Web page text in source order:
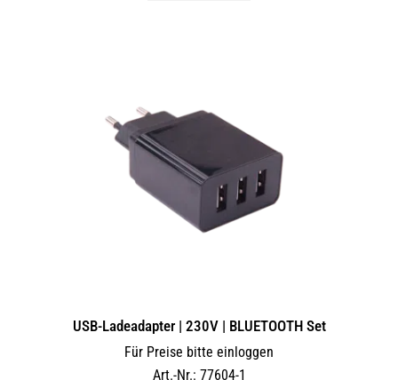
USB-Ladeadapter | 230V | BLUETOOTH Set
Für Preise bitte einloggen
Art.-Nr.: 77604-1